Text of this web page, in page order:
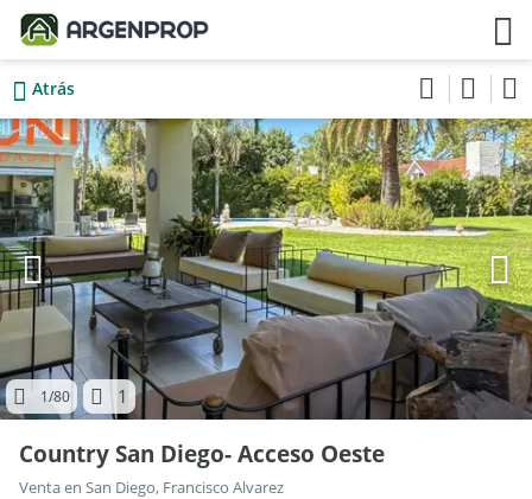
Atrás
1/80 1
Country San Diego- Acceso Oeste
Venta en San Diego, Francisco Alvarez